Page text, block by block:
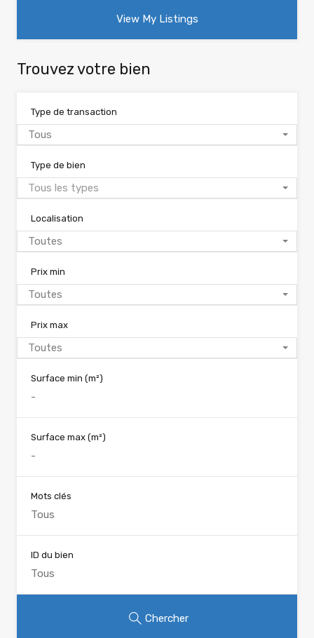
View My Listings
Trouvez votre bien
Type de transaction
Tous
Type de bien
Tous les types
Localisation
Toutes
Prix min
Toutes
Prix max
Toutes
Surface min (m²)
Surface max (m²)
Mots clés
ID du bien
Chercher